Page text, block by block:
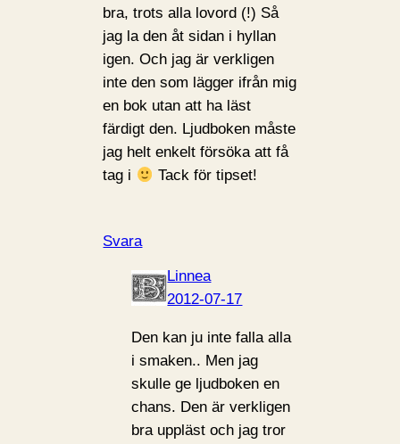
bra, trots alla lovord (!) Så
jag la den åt sidan i hyllan
igen. Och jag är verkligen
inte den som lägger ifrån mig
en bok utan att ha läst
färdigt den. Ljudboken måste
jag helt enkelt försöka att få
tag i
Tack för tipset!
Svara
Linnea
2012-07-17
Den kan ju inte falla alla
i smaken.. Men jag
skulle ge ljudboken en
chans. Den är verkligen
bra uppläst och jag tror